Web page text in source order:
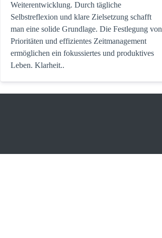
Weiterentwicklung. Durch tägliche
Selbstreflexion und klare Zielsetzung schafft
man eine solide Grundlage. Die Festlegung von
Prioritäten und effizientes Zeitmanagement
ermöglichen ein fokussiertes und produktives
Leben. Klarheit..